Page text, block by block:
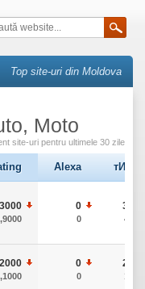
Top site-uri din Moldova
Moto
site-uri pentru ultimele 30 zile
Alexa тИЦ
0
0
30
40
0
0
20
10